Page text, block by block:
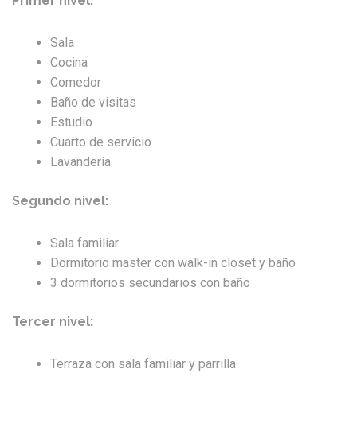
Sala
Cocina
Comedor
Baño de visitas
Estudio
Cuarto de servicio
Lavandería
Segundo nivel:
Sala familiar
Dormitorio master con walk-in closet y baño
3 dormitorios secundarios con baño
Tercer nivel:
Terraza con sala familiar y parrilla